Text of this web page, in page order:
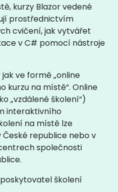
kurzy Blazor vedené
prostřednictvím
cvičení, jak vytvářet
v C# pomocí nástroje
ve formě „online
kurzu na místě“. Online
„vzdálené školení“)
interaktivního
na místě lze
republice nebo v
společnosti
školení